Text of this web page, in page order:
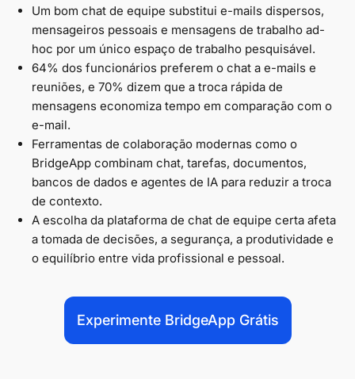
Um bom chat de equipe substitui e-mails dispersos,
mensageiros pessoais e mensagens de trabalho ad-
hoc por um único espaço de trabalho pesquisável.
64% dos funcionários preferem o chat a e-mails e
reuniões, e 70% dizem que a troca rápida de
mensagens economiza tempo em comparação com o
e-mail.
Ferramentas de colaboração modernas como o
BridgeApp combinam chat, tarefas, documentos,
bancos de dados e agentes de IA para reduzir a troca
de contexto.
A escolha da plataforma de chat de equipe certa afeta
a tomada de decisões, a segurança, a produtividade e
o equilíbrio entre vida profissional e pessoal.
Experimente BridgeApp Grátis